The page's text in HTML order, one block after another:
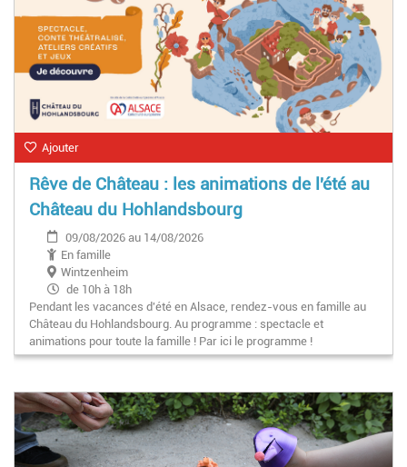
Ajouter
Rêve de Château : les animations de l'été au
Château du Hohlandsbourg
09/08/2026 au 14/08/2026
En famille
Wintzenheim
de 10h à 18h
Pendant les vacances d'été en Alsace, rendez-vous en famille au
Château du Hohlandsbourg. Au programme : spectacle et
animations pour toute la famille ! Par ici le programme !